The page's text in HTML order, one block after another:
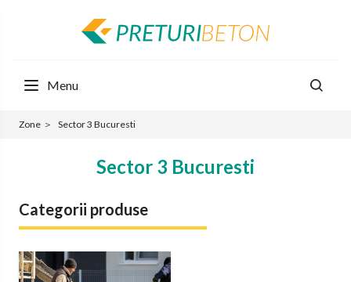
Menu
Zone ＞ Sector 3 Bucuresti
Sector 3 Bucuresti
Categorii produse